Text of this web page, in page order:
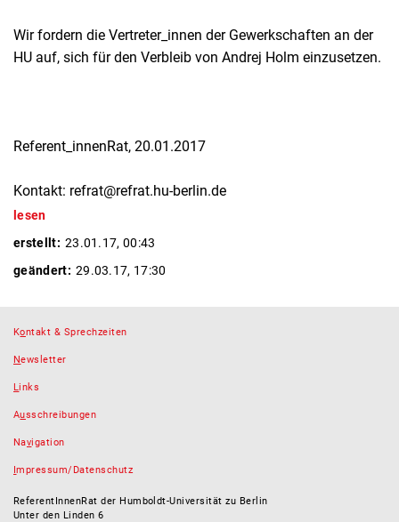
Wir fordern die Vertreter_innen der Gewerkschaften an der
HU auf, sich für den Verbleib von Andrej Holm einzusetzen.
Referent_innenRat, 20.01.2017
Kontakt: refrat@refrat.hu-berlin.de
lesen
erstellt: 23.01.17, 00:43
geändert: 29.03.17, 17:30
Kontakt & Sprechzeiten
Newsletter
Links
Ausschreibungen
Navigation
Impressum/Datenschutz
ReferentInnenRat der Humboldt-Universität zu Berlin
Unter den Linden 6